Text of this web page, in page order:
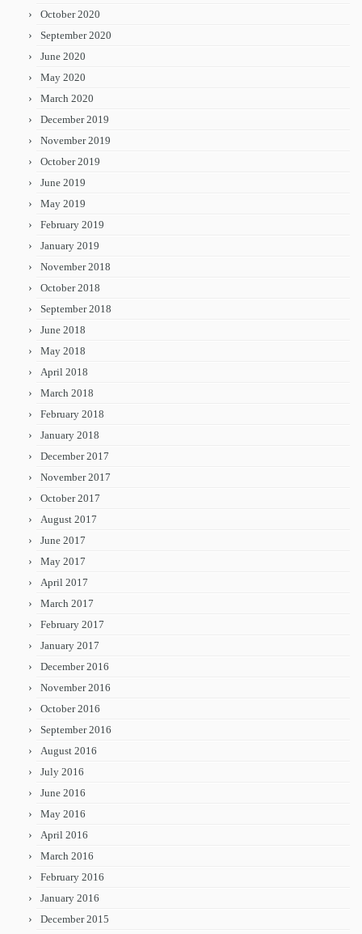
October 2020
September 2020
June 2020
May 2020
March 2020
December 2019
November 2019
October 2019
June 2019
May 2019
February 2019
January 2019
November 2018
October 2018
September 2018
June 2018
May 2018
April 2018
March 2018
February 2018
January 2018
December 2017
November 2017
October 2017
August 2017
June 2017
May 2017
April 2017
March 2017
February 2017
January 2017
December 2016
November 2016
October 2016
September 2016
August 2016
July 2016
June 2016
May 2016
April 2016
March 2016
February 2016
January 2016
December 2015